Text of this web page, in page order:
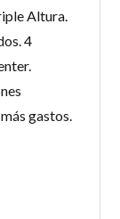
Altura.
4
gastos.